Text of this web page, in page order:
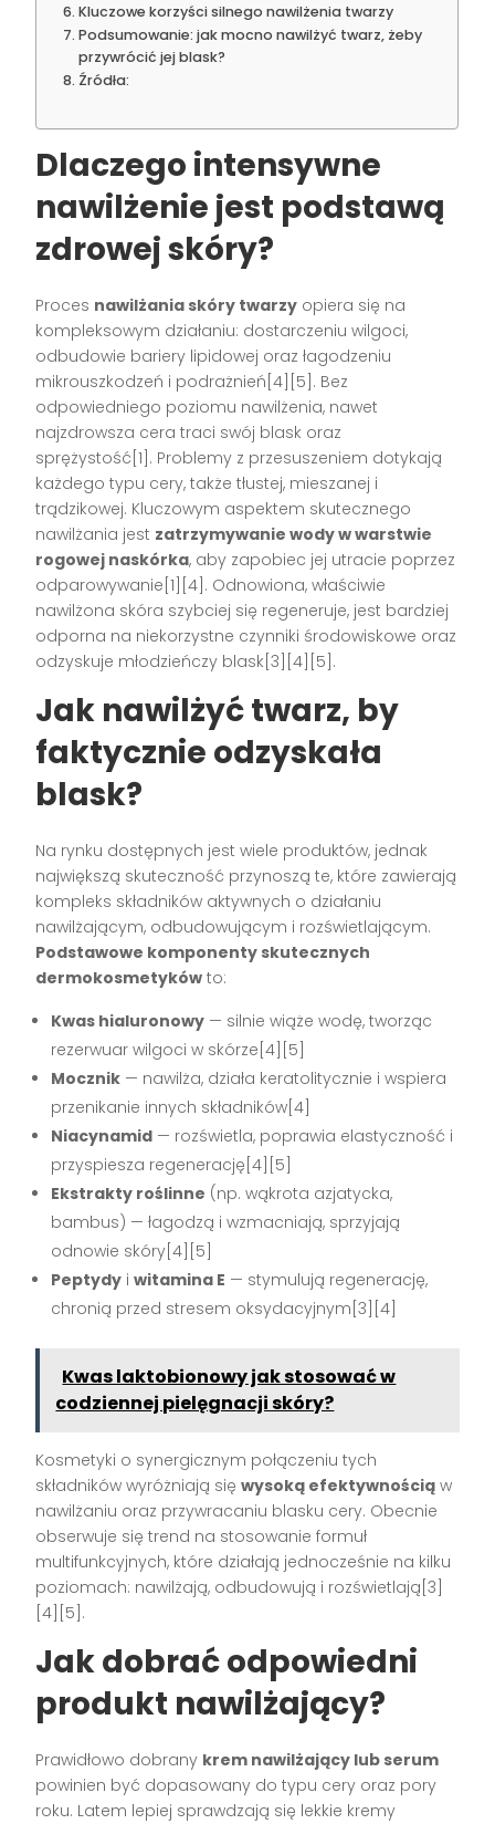
Kluczowe korzyści silnego nawilżenia twarzy
Podsumowanie: jak mocno nawilżyć twarz, żeby
przywrócić jej blask?
Źródła:
Dlaczego intensywne
nawilżenie jest podstawą
zdrowej skóry?
Proces nawilżania skóry twarzy opiera się na
kompleksowym działaniu: dostarczeniu wilgoci,
odbudowie bariery lipidowej oraz łagodzeniu
mikrouszkodzeń i podrażnień[4][5]. Bez
odpowiedniego poziomu nawilżenia, nawet
najzdrowsza cera traci swój blask oraz
sprężystość[1]. Problemy z przesuszeniem dotykają
każdego typu cery, także tłustej, mieszanej i
trądzikowej. Kluczowym aspektem skutecznego
nawilżania jest zatrzymywanie wody w warstwie
rogowej naskórka, aby zapobiec jej utracie poprzez
odparowywanie[1][4]. Odnowiona, właściwie
nawilżona skóra szybciej się regeneruje, jest bardziej
odporna na niekorzystne czynniki środowiskowe oraz
odzyskuje młodzieńczy blask[3][4][5].
Jak nawilżyć twarz, by
faktycznie odzyskała
blask?
Na rynku dostępnych jest wiele produktów, jednak
największą skuteczność przynoszą te, które zawierają
kompleks składników aktywnych o działaniu
nawilżającym, odbudowującym i rozświetlającym.
Podstawowe komponenty skutecznych
dermokosmetyków to:
Kwas hialuronowy — silnie wiąże wodę, tworząc
rezerwuar wilgoci w skórze[4][5]
Mocznik — nawilża, działa keratolitycznie i wspiera
przenikanie innych składników[4]
Niacynamid — rozświetla, poprawia elastyczność i
przyspiesza regenerację[4][5]
Ekstrakty roślinne (np. wąkrota azjatycka,
bambus) — łagodzą i wzmacniają, sprzyjają
odnowie skóry[4][5]
Peptydy iwitamina E — stymulują regenerację,
chronią przed stresem oksydacyjnym[3][4]
Kwas laktobionowy jak stosować w
codziennej pielęgnacji skóry?
Kosmetyki o synergicznym połączeniu tych
składników wyróżniają sięwysoką efektywnością w
nawilżaniu oraz przywracaniu blasku cery. Obecnie
obserwuje się trend na stosowanie formuł
multifunkcyjnych, które działają jednocześnie na kilku
poziomach: nawilżają, odbudowują i rozświetlają[3]
[4][5].
Jak dobrać odpowiedni
produkt nawilżający?
Prawidłowo dobrany krem nawilżający lub serum
powinien być dopasowany do typu cery oraz pory
roku. Latem lepiej sprawdzają się lekkie kremy